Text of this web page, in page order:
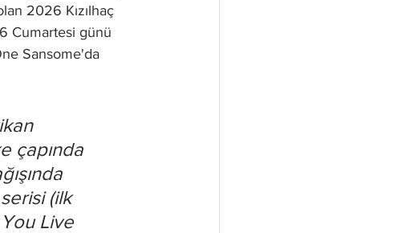
2026 Kızılhaç
Cumartesi günü
Sansome'da
çapında
(ilk
Live